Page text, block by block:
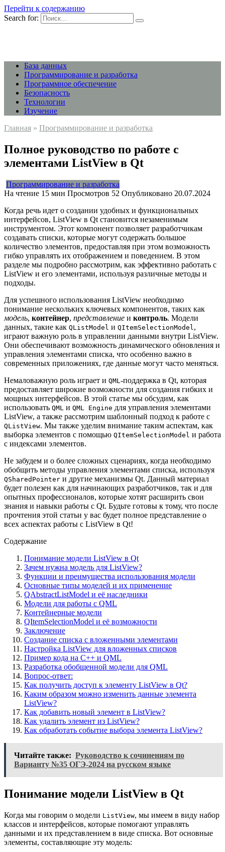
Перейти к содержанию
Search for:
База данных
Программирование и разработка
Программное обеспечение
Безопасность
Технологии
Изучение
Главная » Программирование и разработка
Полное руководство по работе с
элементами ListView в Qt
Программирование и разработка
На чтение 15 мин Просмотров 52 Опубликовано 20.07.2024
Когда речь идет о создании удобных и функциональных
интерфейсов, ListView в Qt становится незаменимым
инструментом. Этот компонент позволяет разработчикам
создавать списки, которые могут содержать большое
количество элементов, предоставляя при этом возможность
гибко управлять их отображением и поведением. В этом
разделе мы подробно рассмотрим, как эффективно работать с
ListView и его элементами, используя различные методы и
подходы.
Для успешного использования ListView необходимо
понимание нескольких ключевых компонентов, таких как
модель, контейнер, представление и контроль. Модели
данных, такие как QListModel и QItemSelectionModel ,
играют важную роль в управлении данными внутри ListView.
Они обеспечивают возможность динамического обновления и
управления элементами списка, что особенно важно в
современных приложениях, где данные могут часто меняться.
Немаловажную роль играет и QML -поддержка в Qt, которая
предоставляет широкие возможности для создания гибких и
мощных интерфейсов. В этой статье мы обсудим, как
использовать QML и QML Engine для управления элементами
ListView, а также рассмотрим шаблонный подход к работе с
QListView. Мы также уделим внимание таким аспектам, как
выборка элементов с помощью QItemSelectionModel и работа
с индексами элементов.
Не забудем и о более сложных сценариях, когда необходимо
обобщить методы управления элементами списка, используя
QSharedPointer и другие механизмы Qt. Данный материал
будет полезен как для начинающих разработчиков, так и для
опытных профессионалов, которые хотят расширить свои
знания и навыки работы с Qt. Будьте готовы к тому, что после
прочтения этой статьи у вас будет полное представление о
всех аспектах работы с ListView в Qt!
Содержание
Понимание модели ListView в Qt
Зачем нужна модель для ListView?
Функции и преимущества использования модели
Основные типы моделей и их применение
QAbstractListModel и её наследники
Модели для работы с QML
Контейнерные модели
QItemSelectionModel и её возможности
Заключение
Создание списка с вложенными элементами
Настройка ListView для вложенных списков
Пример кода на C++ и QML
Разработка обобщенной модели для QML
Вопрос-ответ:
Как получить доступ к элементу ListView в Qt?
Каким образом можно изменить данные элемента
ListView?
Как добавить новый элемент в ListView?
Как удалить элемент из ListView?
Как обработать событие выбора элемента ListView?
Читайте также: Руководство к сочинениям по
Варианту №35 ОГЭ-2024 на русском языке
Понимание модели ListView в Qt
Когда мы говорим о модели ListView, мы имеем в виду набор
классов и интерфейсов, которые помогают управлять
данными и их представлением в виде списка. Вот основные
элементы, составляющие эту модель: